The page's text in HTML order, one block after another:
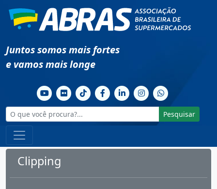
Juntos somos mais fortes
e vamos mais longe
Pesquisar
Clipping